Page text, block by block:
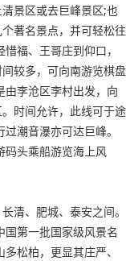
景区或去巨峰景区;也
著名景点，并可轻松往
福、王哥庄到仰口，
较多，可向南游览棋盘
李沧区李村出发，向
时间允许，此线可于途
潮音瀑亦可达巨峰。
码头乘船游览海上风
清、肥城、泰安之间。
第一批国家级风景名
松柏，更显其庄严、